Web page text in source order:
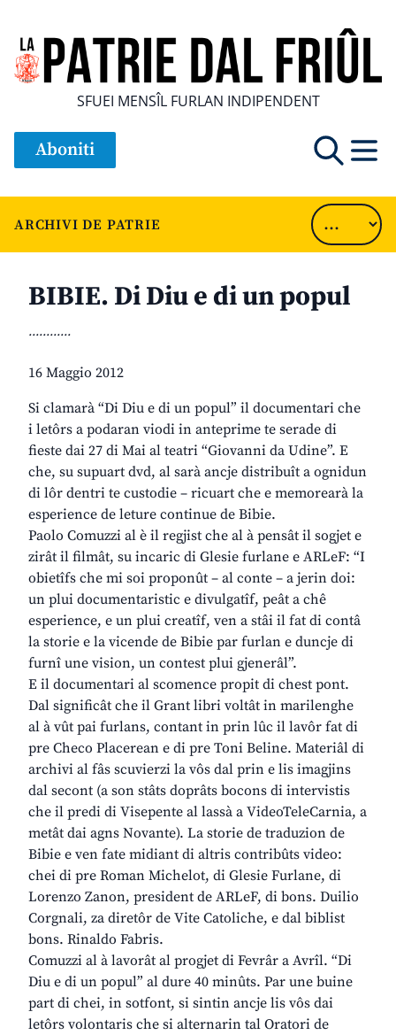
SFUEI MENSÎL FURLAN INDIPENDENT
Aboniti
ARCHIVI DE PATRIE
BIBIE. Di Diu e di un popul
............
16 Maggio 2012
Si clamarà “Di Diu e di un popul” il documentari che
i letôrs a podaran viodi in anteprime te serade di
fieste dai 27 di Mai al teatri “Giovanni da Udine”. E
che, su supuart dvd, al sarà ancje distribuît a ognidun
di lôr dentri te custodie – ricuart che e memorearà la
esperience de leture continue de Bibie.
Paolo Comuzzi al è il regjist che al à pensât il sogjet e
zirât il filmât, su incaric di Glesie furlane e ARLeF: “I
obietîfs che mi soi proponût – al conte – a jerin doi:
un plui documentaristic e divulgatîf, peât a chê
esperience, e un plui creatîf, ven a stâi il fat di contâ
la storie e la vicende de Bibie par furlan e duncje di
furnî une vision, un contest plui gjenerâl”.
E il documentari al scomence propit di chest pont.
Dal significât che il Grant libri voltât in marilenghe
al à vût pai furlans, contant in prin lûc il lavôr fat di
pre Checo Placerean e di pre Toni Beline. Materiâl di
archivi al fâs scuvierzi la vôs dal prin e lis imagjins
dal secont (a son stâts doprâts bocons di intervistis
che il predi di Visepente al lassà a VideoTeleCarnia, a
metât dai agns Novante). La storie de traduzion de
Bibie e ven fate midiant di altris contribûts video:
chei di pre Roman Michelot, di Glesie Furlane, di
Lorenzo Zanon, president de ARLeF, di bons. Duilio
Corgnali, za diretôr de Vite Catoliche, e dal biblist
bons. Rinaldo Fabris.
Comuzzi al à lavorât al progjet di Fevrâr a Avrîl. “Di
Diu e di un popul” al dure 40 minûts. Par une buine
part di chei, in sotfont, si sintin ancje lis vôs dai
letôrs volontaris che si alternarin tal Oratori de